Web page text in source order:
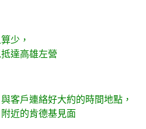
少，
達高雄左營
客戶連絡好大約的時間地點，
的肯德基見面